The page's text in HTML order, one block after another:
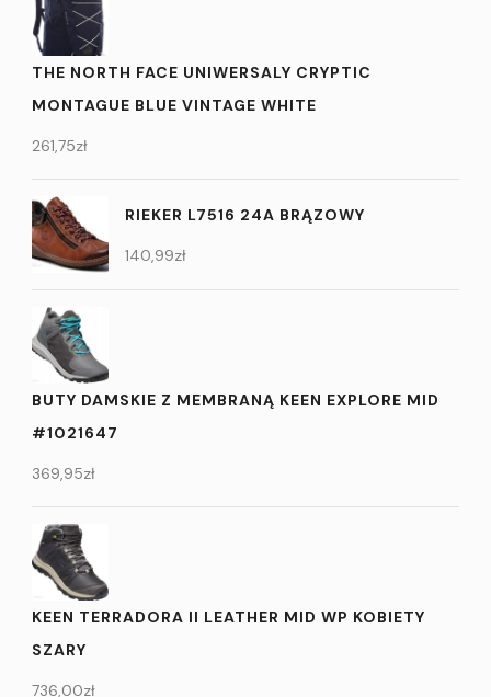
THE NORTH FACE UNIWERSALY CRYPTIC
MONTAGUE BLUE VINTAGE WHITE
261,75zł
RIEKER L7516 24A BRĄZOWY
140,99zł
BUTY DAMSKIE Z MEMBRANĄ KEEN EXPLORE MID
#1021647
369,95zł
KEEN TERRADORA II LEATHER MID WP KOBIETY
SZARY
736,00zł